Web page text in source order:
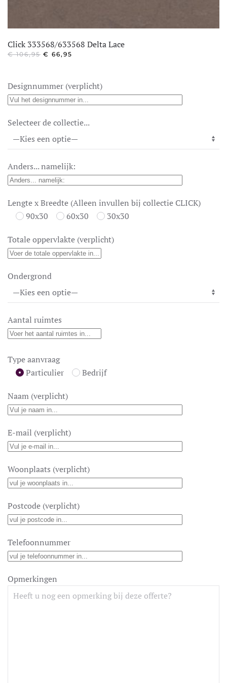
Click 333568/633568 Delta Lace
€106,95 OORSPRONKELIJKE
€ 66,95
Designnummer (verplicht)
Selecteer de collectie...
Anders... namelijk:
Lengte x Breedte (Alleen invullen bij collectie CLICK)
90x30
60x30 30x30
Totale oppervlakte (verplicht)
Ondergrond
Aantal ruimtes
Type aanvraag
Particulier
Bedrijf
Naam (verplicht)
E-mail (verplicht)
Woonplaats (verplicht)
Postcode (verplicht)
Telefoonnummer
Opmerkingen